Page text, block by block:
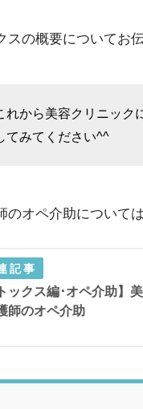
スの概要についてお
れから美容クリニック
てみてください^^
のオペ介助については
ックス編･オペ介助】
師のオペ介助